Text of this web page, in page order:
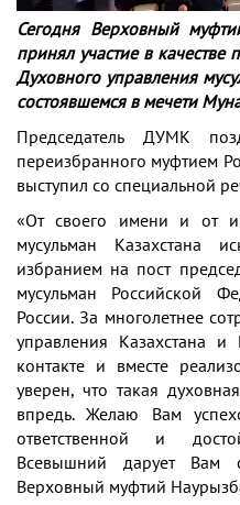
Сегодня Верховный
принял участие в качестве
Духовного управления
состоявшемся в мечети
Председатель ДУМК
переизбранного муфтием
выступил со специальной
«От своего имени и от
мусульман Казахстана
избранием на пост
мусульман Российской
России. За многолетнее
управления Казахстана
контакте и вместе
уверен, что такая
впредь. Желаю Вам
ответственной и
Всевышний дарует Вам
Верховный муфтий